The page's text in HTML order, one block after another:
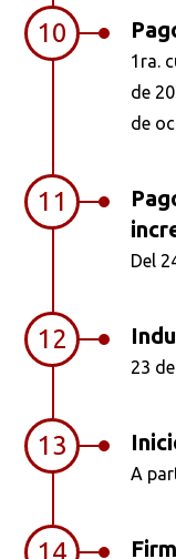
10
1ra.
de
de
11
Del
12
23
13
A
14